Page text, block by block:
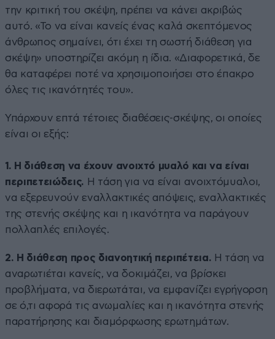
την κριτική του σκέψη, πρέπει να κάνει ακριβώς
αυτό. «Το να είναι κανείς ένας καλά σκεπτόμενος
άνθρωπος σημαίνει, ότι έχει τη σωστή διάθεση για
σκέψη» υποστηρίζει ακόμη η ίδια. «Διαφορετικά, δε
θα καταφέρει ποτέ να χρησιμοποιήσει στο έπακρο
όλες τις ικανότητές του».
Υπάρχουν επτά τέτοιες διαθέσεις-σκέψης, οι οποίες
είναι οι εξής:
1. Η διάθεση να έχουν ανοιχτό μυαλό και να είναι
περιπετειώδεις. Η τάση για να είναι ανοιχτόμυαλοι,
να εξερευνούν εναλλακτικές απόψεις, εναλλακτικές
της στενής σκέψης και η ικανότητα να παράγουν
πολλαπλές επιλογές.
2. Η διάθεση προς διανοητική περιπέτεια. Η τάση να
αναρωτιέται κανείς, να δοκιμάζει, να βρίσκει
προβλήματα, να διερωτάται, να εμφανίζει εγρήγορση
σε ό,τι αφορά τις ανωμαλίες και η ικανότητα στενής
παρατήρησης και διαμόρφωσης ερωτημάτων.